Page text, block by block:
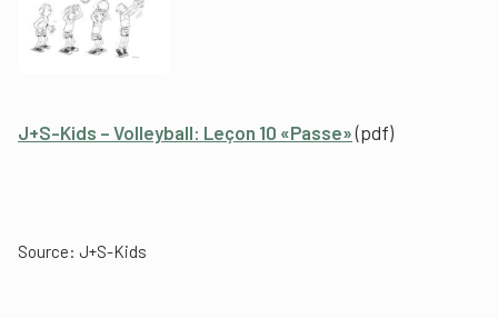
J+S-Kids – Volleyball: Leçon 10 «Passe»(pdf)
Source: J+S-Kids